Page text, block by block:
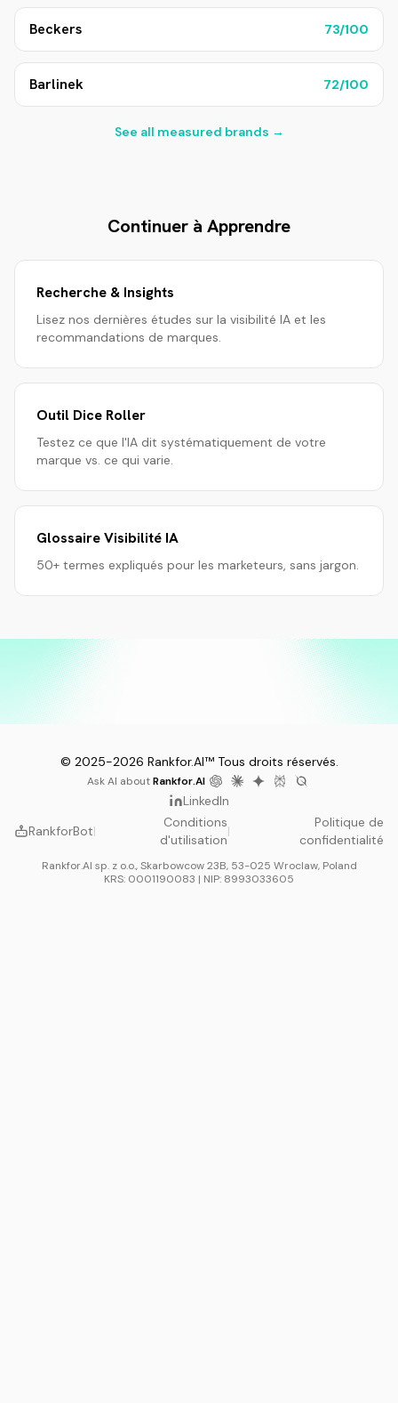
Beckers 73/100
Barlinek 72/100
See all measured brands →
Continuer à Apprendre
Recherche & Insights
Lisez nos dernières études sur la visibilité IA et les
recommandations de marques.
Outil Dice Roller
Testez ce que l'IA dit systématiquement de votre
marque vs. ce qui varie.
Glossaire Visibilité IA
50+ termes expliqués pour les marketeurs, sans jargon.
© 2025-2026 Rankfor.AI™ Tous droits réservés.
Ask AI about Rankfor.AI
LinkedIn
RankforBot|
Conditions
d'utilisation
|
Politique de
confidentialité
Rankfor.AI sp. z o.o., Skarbowcow 23B, 53-025 Wroclaw, Poland
KRS: 0001190083 | NIP: 8993033605